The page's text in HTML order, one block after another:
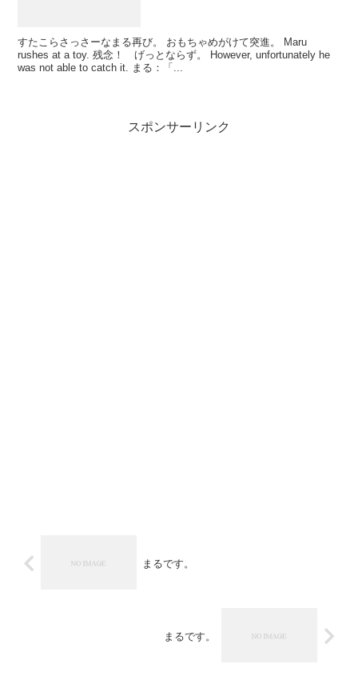
すたこらさっさーなまる再び。 おもちゃめがけて突進。 Maru
rushes at a toy. 残念！ げっとならず。 However, unfortunately he
was not able to catch it. まる：「...
スポンサーリンク
まるです。
まるです。